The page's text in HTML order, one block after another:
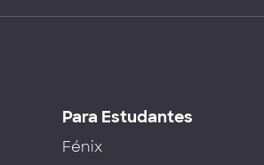
Para Estudantes
Fénix